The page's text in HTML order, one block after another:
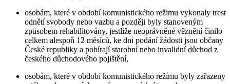
osobám, které v období komunistického režimu vykonaly trest
odnětí svobody nebo vazbu a později byly stanoveným
způsobem rehabilitovány, jestliže neoprávněné věznění činilo
celkem alespoň 12 měsíců, ke dni podání žádosti jsou občany
České republiky a pobírají starobní nebo invalidní důchod z
českého důchodového pojištění,
osobám, které v období komunistického režimu byly zařazeny